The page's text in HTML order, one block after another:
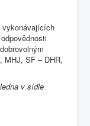
vykonávajících
MHJ, SF – DHR,
v sídle